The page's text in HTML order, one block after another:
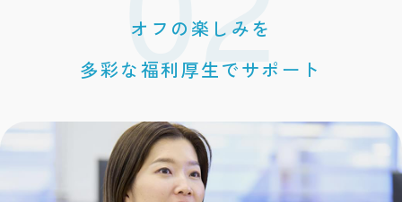
オフの楽しみを
多彩な福利厚生でサポート